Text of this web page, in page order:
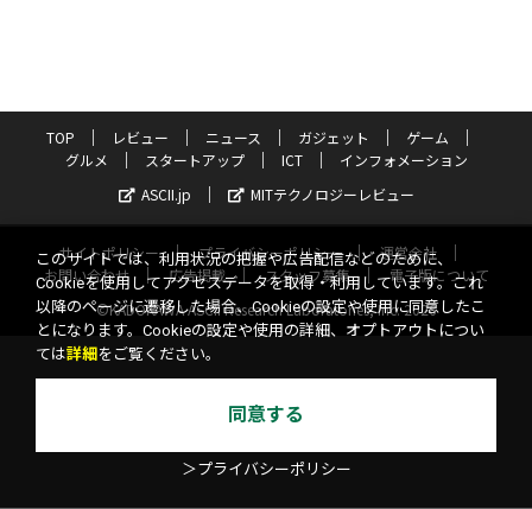
TOP レビュー ニュース ガジェット
ゲーム
グルメ
スタートアップ ICT
インフォメーション
ASCII.jp
MITテクノロジーレビュー
サイトポリシー プライバシーポリシー
運営会社
お問い合わせ
広告掲載 スタッフ募集
電子版について
©KADOKAWA ASCII Research Laboratories, Inc. 2026
このサイトでは、利用状況の把握や広告配信などのために、
Cookieを使用してアクセスデータを取得・利用しています。これ
以降のページに遷移した場合、Cookieの設定や使用に同意したこ
とになります。Cookieの設定や使用の詳細、オプトアウトについ
ては詳細 をご覧ください。
同意する
＞プライバシーポリシー